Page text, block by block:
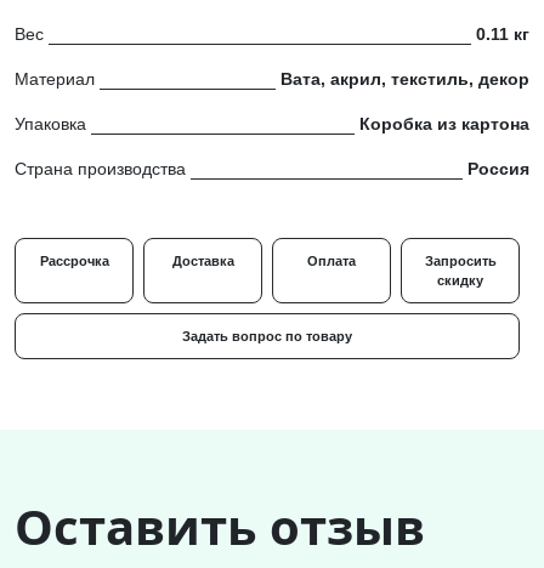
Вес 0.11 кг
Материал Вата, акрил, текстиль, декор
Упаковка Коробка из картона
Страна производства Россия
Рассрочка Доставка Оплата
Запросить
скидку
Задать вопрос по товару
Оставить отзыв